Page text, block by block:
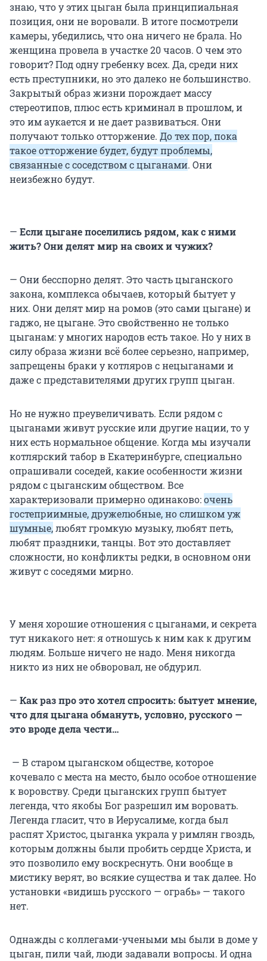
знаю, что у этих цыган была принципиальная
позиция, они не воровали. В итоге посмотрели
камеры, убедились, что она ничего не брала. Но
женщина провела в участке 20 часов. О чем это
говорит? Под одну гребенку всех. Да, среди них
есть преступники, но это далеко не большинство.
Закрытый образ жизни порождает массу
стереотипов, плюс есть криминал в прошлом, и
это им аукается и не дает развиваться. Они
получают только отторжение. До тех пор, пока
такое отторжение будет, будут проблемы,
связанные с соседством с цыганами. Они
неизбежно будут.
— Если цыгане поселились рядом, как с ними
жить? Они делят мир на своих и чужих?
— Они бесспорно делят. Это часть цыганского
закона, комплекса обычаев, который бытует у
них. Они делят мир на ромов (это сами цыгане) и
гаджо, не цыгане. Это свойственно не только
цыганам: у многих народов есть такое. Но у них в
силу образа жизни всё более серьезно, например,
запрещены браки у котляров с нецыганами и
даже с представителями других групп цыган.
Но не нужно преувеличивать. Если рядом с
цыганами живут русские или другие нации, то у
них есть нормальное общение. Когда мы изучали
котлярский табор в Екатеринбурге, специально
опрашивали соседей, какие особенности жизни
рядом с цыганским обществом. Все
характеризовали примерно одинаково:очень
гостеприимные, дружелюбные, но слишком уж
шумные,любят громкую музыку, любят петь,
любят праздники, танцы. Вот это доставляет
сложности, но конфликты редки, в основном они
живут с соседями мирно.
У меня хорошие отношения с цыганами, и секрета
тут никакого нет: я отношусь к ним как к другим
людям. Больше ничего не надо. Меня никогда
никто из них не обворовал, не обдурил.
— Как раз про это хотел спросить: бытует мнение,
что для цыгана обмануть, условно, русского —
это вроде дела чести…
— В старом цыганском обществе, которое
кочевало с места на место, было особое отношение
к воровству. Среди цыганских групп бытует
легенда, что якобы Бог разрешил им воровать.
Легенда гласит, что в Иерусалиме, когда был
распят Христос, цыганка украла у римлян гвоздь,
которым должны были пробить сердце Христа, и
это позволило ему воскреснуть. Они вообще в
мистику верят, во всякие существа и так далее. Но
установки «видишь русского — ограбь» — такого
нет.
Однажды с коллегами-учеными мы были в доме у
цыган, пили чай, люди задавали вопросы. И одна